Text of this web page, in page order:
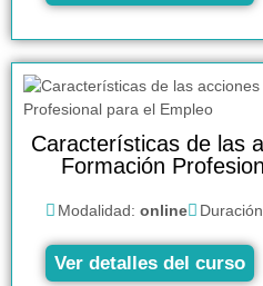
Características de las
Formación
Modalidad: online
Ver detalles del curso